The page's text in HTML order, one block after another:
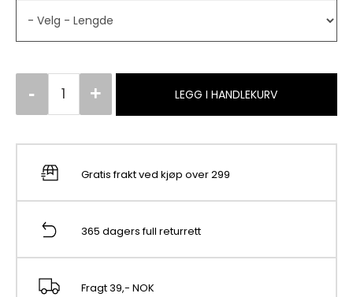
LEGG I HANDLEKURV
Gratis frakt ved kjøp over 299
365 dagers full returrett
Fragt 39,- NOK